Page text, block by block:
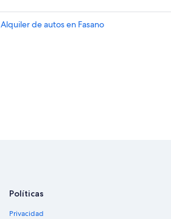
Alquiler de autos en Fasano
Políticas
Privacidad